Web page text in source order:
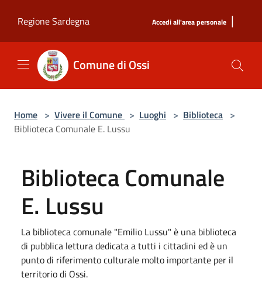
Regione Sardegna
Accedi all'area personale |
Comune di Ossi
Home > Vivere il Comune > Luoghi > Biblioteca >
Biblioteca Comunale E. Lussu
Biblioteca Comunale
E. Lussu
La biblioteca comunale "Emilio Lussu" è una biblioteca
di pubblica lettura dedicata a tutti i cittadini ed è un
punto di riferimento culturale molto importante per il
territorio di Ossi.